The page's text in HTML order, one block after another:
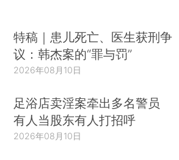
特稿｜患儿死亡、医生获刑争
议：韩杰案的“罪与罚”
2026年08月10日
足浴店卖淫案牵出多名警员
有人当股东有人打招呼
2026年08月10日